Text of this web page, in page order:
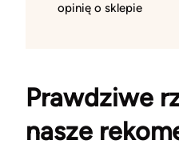
opinię o sklepie
Prawdziwe
nasze